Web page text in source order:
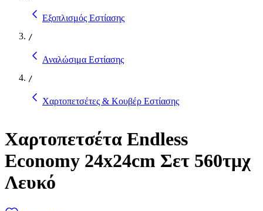
Εξοπλισμός Εστίασης
/
Αναλώσιμα Εστίασης
/
Χαρτοπετσέτες & Κουβέρ Εστίασης
Χαρτοπετσέτα Endless
Economy 24x24cm Σετ 560τμχ
Λευκό